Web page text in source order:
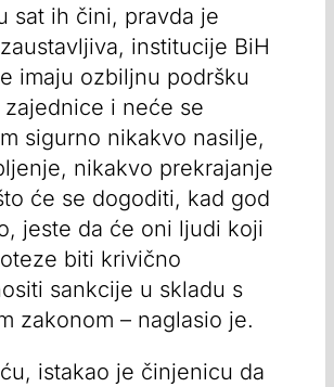
sat ih čini, pravda je
institucije BiH
imaju ozbiljnu podršku
i neće se
sigurno nikakvo nasilje,
nikakvo prekrajanje
će se dogoditi, kad god
jeste da će oni ljudi koji
biti krivično
sankcije u skladu s
zakonom – naglasio je.
istakao je činjenicu da